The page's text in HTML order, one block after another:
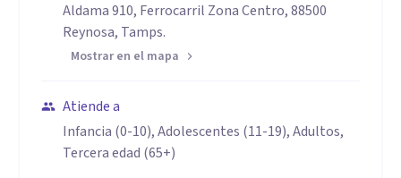
Aldama 910, Ferrocarril Zona Centro, 88500
Reynosa, Tamps.
Mostrar en el mapa
Atiende a
Infancia (0-10), Adolescentes (11-19), Adultos,
Tercera edad (65+)